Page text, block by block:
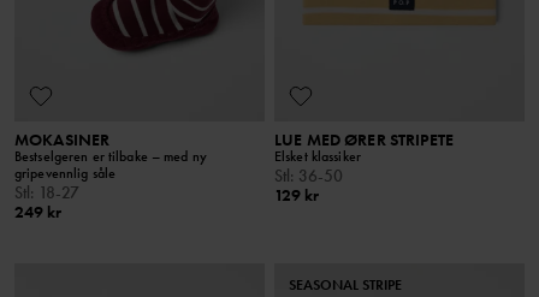
MOKASINER
Bestselgeren er tilbake – med ny
gripevennlig såle
Stl: 18-27
249 kr
LUE MED ØRER STRIPETE
Elsket klassiker
Stl: 36-50
129 kr
SEASONAL STRIPE